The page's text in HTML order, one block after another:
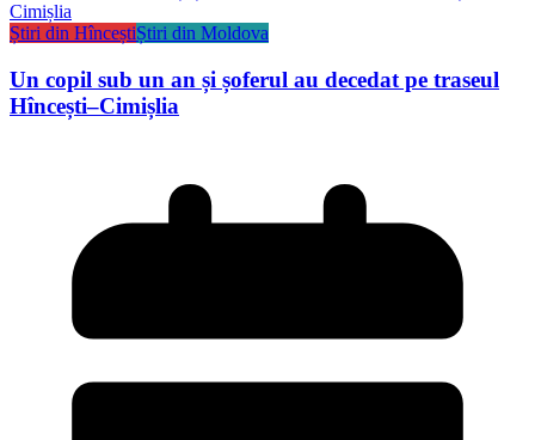
Știri din HînceștiȘtiri din Moldova
Un copil sub un an și șoferul au decedat pe traseul
Hîncești–Cimișlia